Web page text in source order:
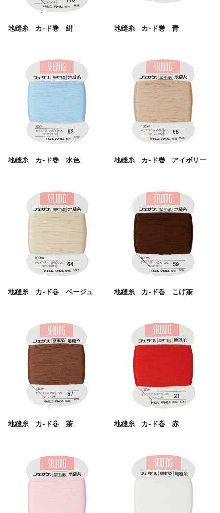
地縫糸 カ-ド巻 紺 地縫糸 カ-ド巻 青
地縫糸 カ-ド巻 水色 地縫糸 カ-ド巻 アイボリー
地縫糸 カ-ド巻 ベージュ 地縫糸 カ-ド巻 こげ茶
地縫糸 カ-ド巻 茶 地縫糸 カ-ド巻 赤